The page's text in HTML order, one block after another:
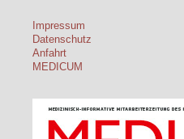
Impressum
Datenschutz
Anfahrt
MEDICUM